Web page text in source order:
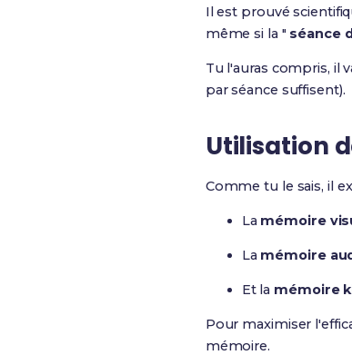
Il est prouvé
même si la " séance
Tu l'auras compris, il
par séance suffisent).
Utilisation
Comme tu le sais, il
La mémoire
La mémoire
Et la mémoire
Pour maximiser
mémoire.